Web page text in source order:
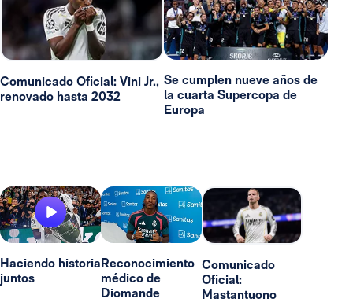
Comunicado Oficial: Vini Jr.,
renovado hasta 2032
Se cumplen nueve años de
la cuarta Supercopa de
Europa
Haciendo historia
juntos
Reconocimiento
médico de
Diomande
Comunicado
Oficial:
Mastantuono